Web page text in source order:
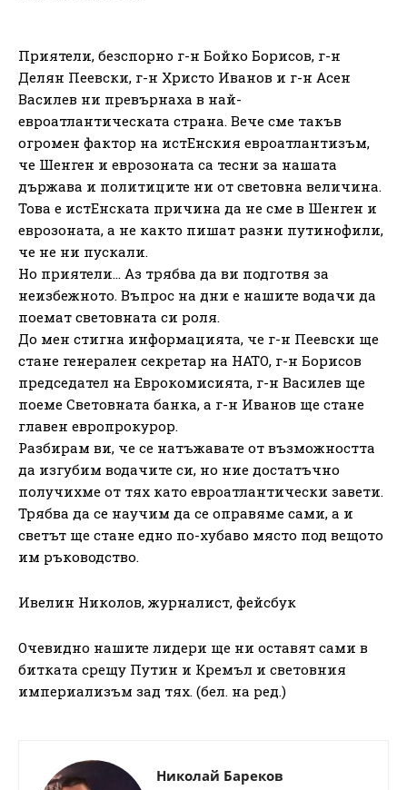
Приятели, безспорно г-н Бойко Борисов, г-н
Делян Пеевски, г-н Христо Иванов и г-н Асен
Василев ни превърнаха в най-
евроатлантическата страна. Вече сме такъв
огромен фактор на истЕнския евроатлантизъм,
че Шенген и еврозоната са тесни за нашата
държава и политиците ни от световна величина.
Това е истЕнската причина да не сме в Шенген и
еврозоната, а не както пишат разни путинофили,
че не ни пускали.
Но приятели… Аз трябва да ви подготвя за
неизбежното. Въпрос на дни е нашите водачи да
поемат световната си роля.
До мен стигна информацията, че г-н Пеевски ще
стане генерален секретар на НАТО, г-н Борисов
председател на Еврокомисията, г-н Василев ще
поеме Световната банка, а г-н Иванов ще стане
главен европрокурор.
Разбирам ви, че се натъжавате от възможността
да изгубим водачите си, но ние достатъчно
получихме от тях като евроатлантически завети.
Трябва да се научим да се оправяме сами, а и
светът ще стане едно по-хубаво място под вещото
им ръководство.
Ивелин Николов, журналист, фейсбук
Очевидно нашите лидери ще ни оставят сами в
битката срещу Путин и Кремъл и световния
империализъм зад тях. (бел. на ред.)
Николай Бареков